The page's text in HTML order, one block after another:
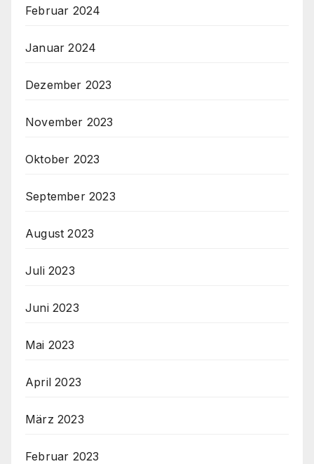
Februar 2024
Januar 2024
Dezember 2023
November 2023
Oktober 2023
September 2023
August 2023
Juli 2023
Juni 2023
Mai 2023
April 2023
März 2023
Februar 2023